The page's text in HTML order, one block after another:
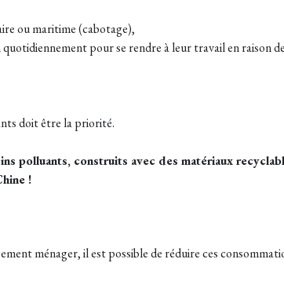
ou maritime (cabotage),
pour se rendre à leur travail en raison
doit être la priorité.
polluants, construits avec des matériaux
!
ménager, il est possible de réduire ces